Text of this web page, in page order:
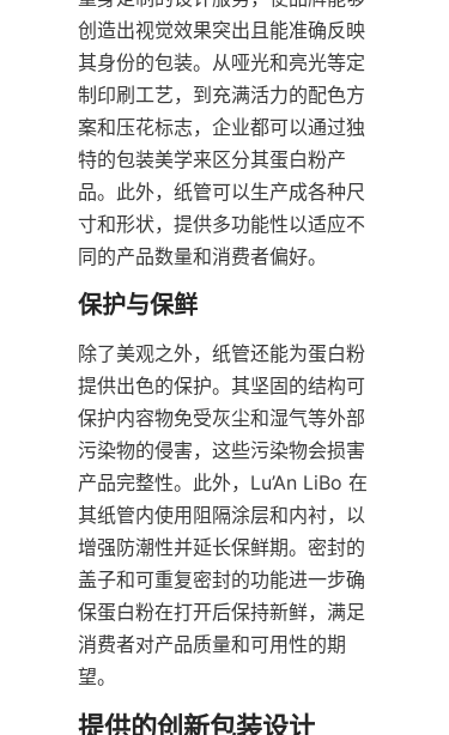
创造出视觉效果突出且能准确反映
其身份的包装。从哑光和亮光等定
制印刷工艺，到充满活力的配色方
案和压花标志，企业都可以通过独
特的包装美学来区分其蛋白粉产
品。此外，纸管可以生产成各种尺
寸和形状，提供多功能性以适应不
同的产品数量和消费者偏好。
除了美观之外，纸管还能为蛋白粉
提供出色的保护。其坚固的结构可
保护内容物免受灰尘和湿气等外部
污染物的侵害，这些污染物会损害
产品完整性。此外，Lu’An LiBo 在
其纸管内使用阻隔涂层和内衬，以
增强防潮性并延长保鲜期。密封的
盖子和可重复密封的功能进一步确
保蛋白粉在打开后保持新鲜，满足
消费者对产品质量和可用性的期
望。